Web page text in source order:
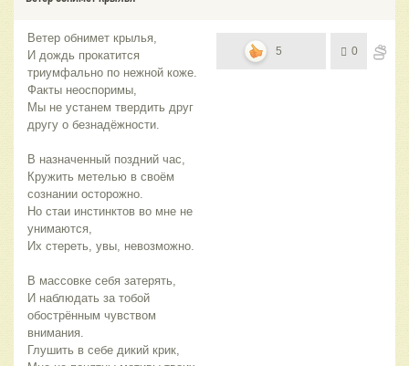
Ветер обнимет крылья,
И дождь прокатится
триумфально по нежной коже.
Факты неоспоримы,
Мы не устанем твердить друг
другу о безнадёжности.
В назначенный поздний час,
Кружить метелью в своём
сознании осторожно.
Но стаи инстинктов во мне не
унимаются,
Их стереть, увы, невозможно.
В массовке себя затерять,
И наблюдать за тобой
обострённым чувством
внимания.
Глушить в себе дикий крик,
5 0